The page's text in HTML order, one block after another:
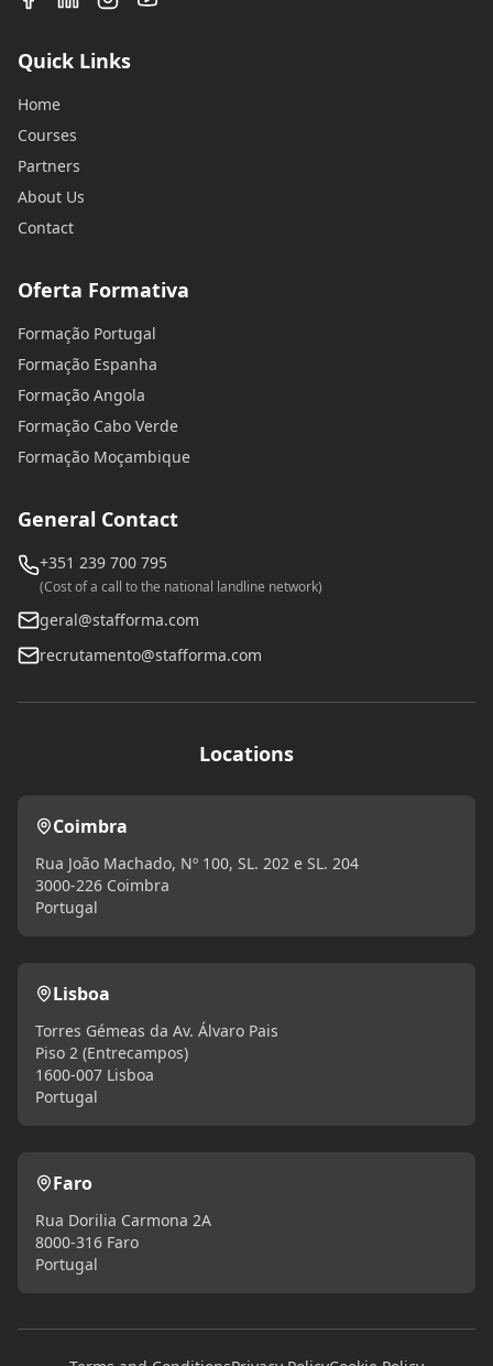
Quick Links
Home
Courses
Partners
About Us
Contact
Oferta Formativa
Formação Portugal
Formação Espanha
Formação Angola
Formação Cabo Verde
Formação Moçambique
General Contact
+351 239 700 795
(Cost of a call to the national landline network)
geral@stafforma.com
recrutamento@stafforma.com
Locations
Coimbra
Rua João Machado, Nº 100, SL. 202 e SL. 204
3000-226 Coimbra
Portugal
Lisboa
Torres Gémeas da Av. Álvaro Pais
Piso 2 (Entrecampos)
1600-007 Lisboa
Portugal
Faro
Rua Dorilia Carmona 2A
8000-316 Faro
Portugal